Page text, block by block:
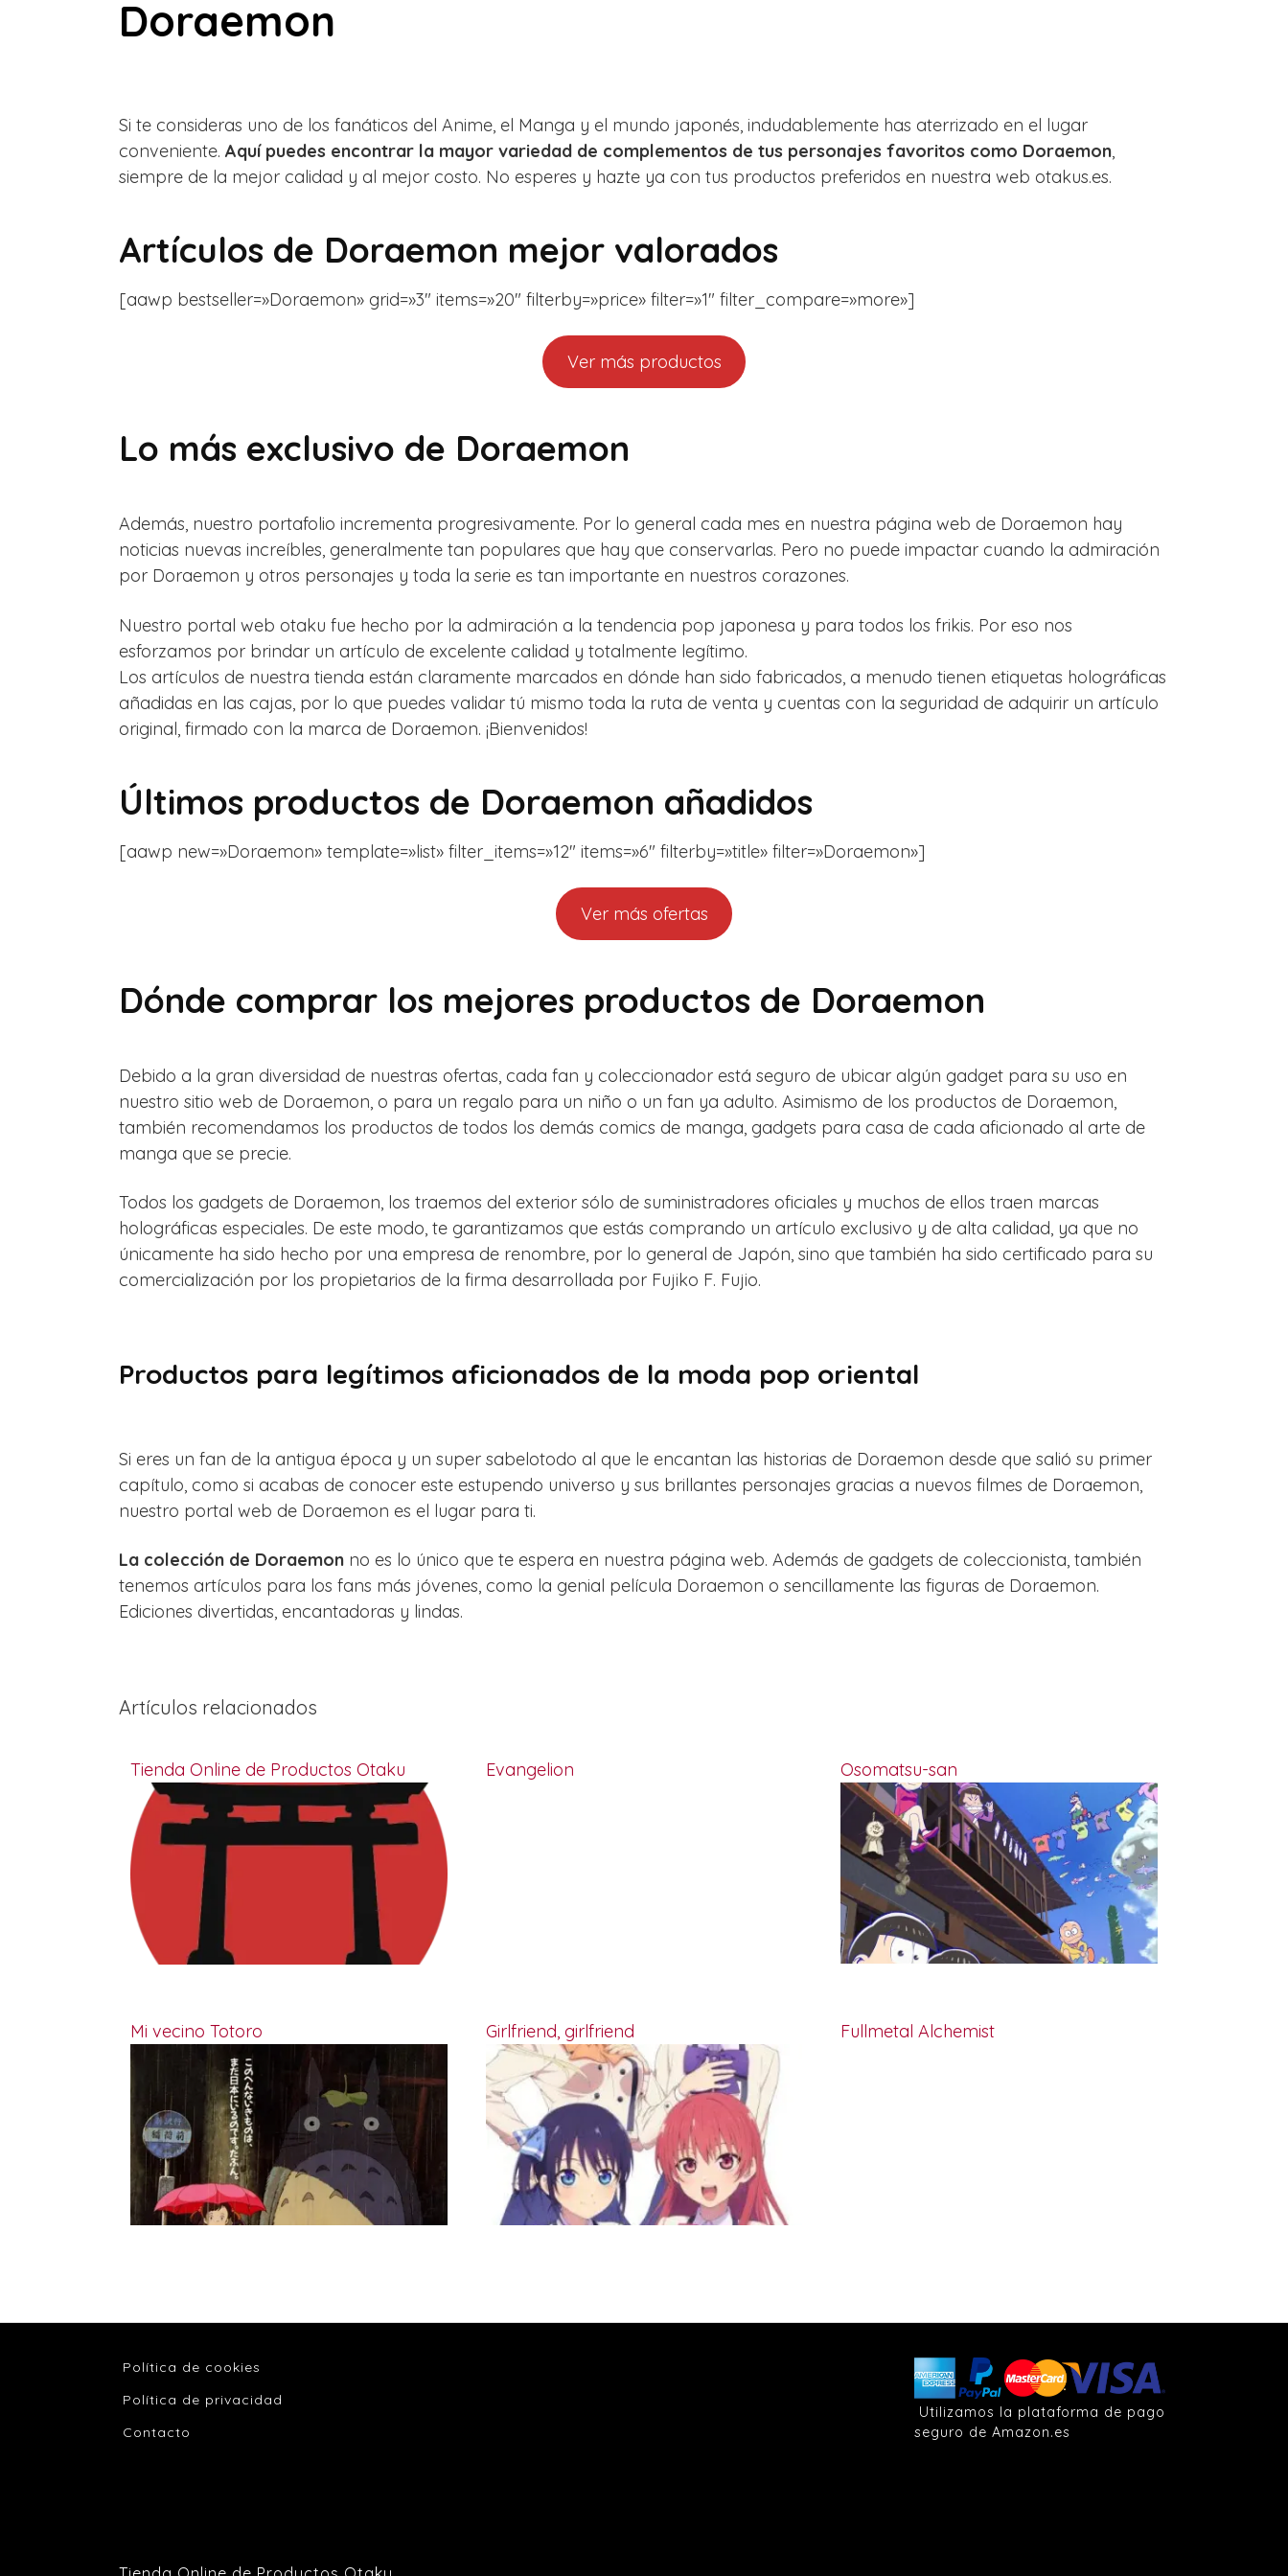
Doraemon
Si te consideras uno de los fanáticos del Anime, el Manga y el mundo japonés, indudablemente has aterrizado en el lugar
conveniente. Aquí puedes encontrar la mayor variedad de complementos de tus personajes favoritos como Doraemon,
siempre de la mejor calidad y al mejor costo. No esperes y hazte ya con tus productos preferidos en nuestra web otakus.es.
Artículos de Doraemon mejor valorados
[aawp bestseller=»Doraemon» grid=»3″ items=»20″ filterby=»price» filter=»1″ filter_compare=»more»]
Ver más productos
Lo más exclusivo de Doraemon
Además, nuestro portafolio incrementa progresivamente. Por lo general cada mes en nuestra página web de Doraemon hay
noticias nuevas increíbles, generalmente tan populares que hay que conservarlas. Pero no puede impactar cuando la admiración
por Doraemon y otros personajes y toda la serie es tan importante en nuestros corazones.
Nuestro portal web otaku fue hecho por la admiración a la tendencia pop japonesa y para todos los frikis. Por eso nos
esforzamos por brindar un artículo de excelente calidad y totalmente legítimo.
Los artículos de nuestra tienda están claramente marcados en dónde han sido fabricados, a menudo tienen etiquetas holográficas
añadidas en las cajas, por lo que puedes validar tú mismo toda la ruta de venta y cuentas con la seguridad de adquirir un artículo
original, firmado con la marca de Doraemon. ¡Bienvenidos!
Últimos productos de Doraemon añadidos
[aawp new=»Doraemon» template=»list» filter_items=»12″ items=»6″ filterby=»title» filter=»Doraemon»]
Ver más ofertas
Dónde comprar los mejores productos de Doraemon
Debido a la gran diversidad de nuestras ofertas, cada fan y coleccionador está seguro de ubicar algún gadget para su uso en
nuestro sitio web de Doraemon, o para un regalo para un niño o un fan ya adulto. Asimismo de los productos de Doraemon,
también recomendamos los productos de todos los demás comics de manga, gadgets para casa de cada aficionado al arte de
manga que se precie.
Todos los gadgets de Doraemon, los traemos del exterior sólo de suministradores oficiales y muchos de ellos traen marcas
holográficas especiales. De este modo, te garantizamos que estás comprando un artículo exclusivo y de alta calidad, ya que no
únicamente ha sido hecho por una empresa de renombre, por lo general de Japón, sino que también ha sido certificado para su
comercialización por los propietarios de la firma desarrollada por Fujiko F. Fujio.
Productos para legítimos aficionados de la moda pop oriental
Si eres un fan de la antigua época y un super sabelotodo al que le encantan las historias de Doraemon desde que salió su primer
capítulo, como si acabas de conocer este estupendo universo y sus brillantes personajes gracias a nuevos filmes de Doraemon,
nuestro portal web de Doraemon es el lugar para ti.
La colección de Doraemon no es lo único que te espera en nuestra página web. Además de gadgets de coleccionista, también
tenemos artículos para los fans más jóvenes, como la genial película Doraemon o sencillamente las figuras de Doraemon.
Ediciones divertidas, encantadoras y lindas.
Artículos relacionados
Tienda Online de Productos Otaku Evangelion Osomatsu-san
Mi vecino Totoro Girlfriend, girlfriend Fullmetal Alchemist
Política de cookies
Política de privacidad
Contacto
Utilizamos la plataforma de pago
seguro de Amazon.es